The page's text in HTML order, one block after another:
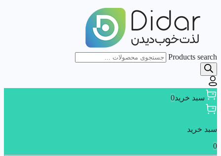
Products search
سبد خرید0
سبد خرید
0